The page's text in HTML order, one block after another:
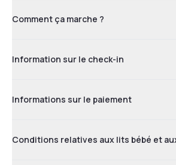
Comment ça marche ?
Information sur le check-in
Informations sur le paiement
Conditions relatives aux lits bébé et